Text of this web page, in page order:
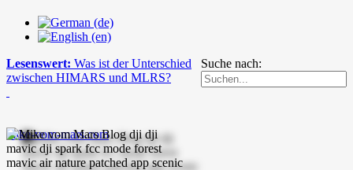
Suche nach:
Lesenswert: Was ist der Unterschied
zwischen HIMARS und MLRS?
mike-vom-mars.com